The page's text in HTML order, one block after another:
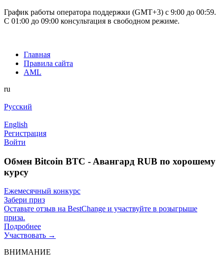
График работы оператора поддержки (GMT+3) c 9:00 до 00:59.
С 01:00 до 09:00 консультация в свободном режиме.
Главная
Правила сайта
AML
ru
Русский
English
Регистрация
Войти
Обмен Bitcoin BTC - Aвангард RUB по хорошему
курсу
Ежемесячный конкурс
Забери приз
Оставьте отзыв на BestChange и участвуйте в розыгрыше
приза.
Подробнее
Участвовать →
ВНИМАНИЕ